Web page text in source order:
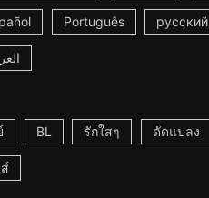
Português русский
BL รักใสๆ ดัดแปลง